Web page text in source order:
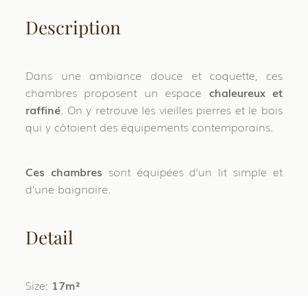
Description
Dans une ambiance douce et coquette, ces
chambres proposent un espace chaleureux et
raffiné. On y retrouve les vieilles pierres et le bois
qui y côtoient des équipements contemporains.
Ces chambres sont équipées d’un lit simple et
d’une baignoire.
Detail
Size: 17m²